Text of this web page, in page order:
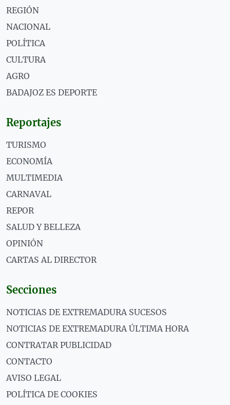
REGIÓN
NACIONAL
POLÍTICA
CULTURA
AGRO
BADAJOZ ES DEPORTE
Reportajes
TURISMO
ECONOMÍA
MULTIMEDIA
CARNAVAL
REPOR
SALUD Y BELLEZA
OPINIÓN
CARTAS AL DIRECTOR
Secciones
NOTICIAS DE EXTREMADURA SUCESOS
NOTICIAS DE EXTREMADURA ÚLTIMA HORA
CONTRATAR PUBLICIDAD
CONTACTO
AVISO LEGAL
POLÍTICA DE COOKIES